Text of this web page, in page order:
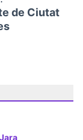
de Ciutat